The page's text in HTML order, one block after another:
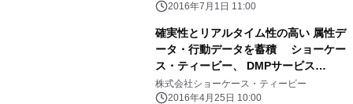
2016年7月1日 11:00
確実性とリアルタイム性の高い 属性デ
ータ・行動データを蓄積 ショーケー
ス・ティービー、 DMPサービス
「ZUNOH(ズノウ)」の提供を開始
株式会社ショーケース・ティービー
2016年4月25日 10:00